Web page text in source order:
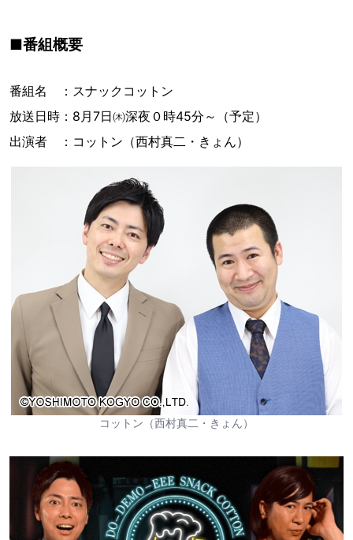
■番組概要
番組名 ：スナックコットン
放送日時：8月7日㈭深夜０時45分～（予定）
出演者 ：コットン（西村真二・きょん）
コットン（西村真二・きょん）